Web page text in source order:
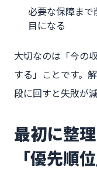
必要な保障まで
目になる
大切なのは「今の
する」ことです。
段に回すと失敗が減
最初に整
「優先順位